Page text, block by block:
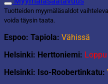
Tuotteiden myymäläsaldot
voida täysin taata.
Espoo: Tapiola: Vähissä
Helsinki: Herttoniemi: Loppu
Helsinki: Iso-Roobertinkatu: